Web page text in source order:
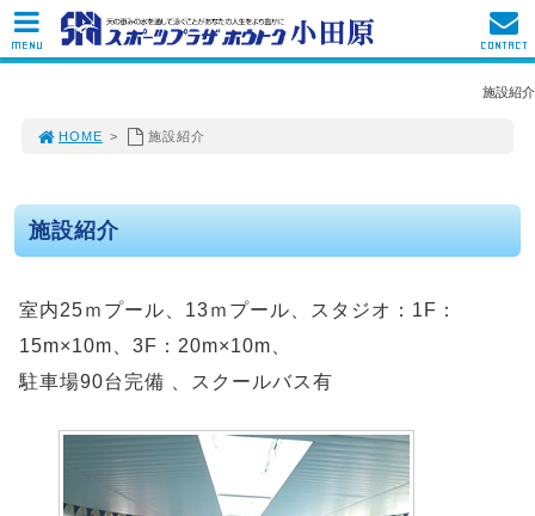
施設紹介
HOME > 施設紹介
施設紹介
室内25ｍプール、13ｍプール、スタジオ：1F：
15m×10m、3F：20m×10m、
駐車場90台完備 、スクールバス有
MENU CONTACT